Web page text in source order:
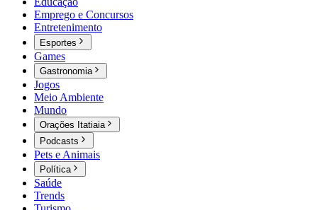
Emprego e Concursos
Entretenimento
Esportes
Games
Gastronomia
Jogos
Meio Ambiente
Mundo
Orações Itatiaia
Podcasts
Pets e Animais
Política
Saúde
Trends